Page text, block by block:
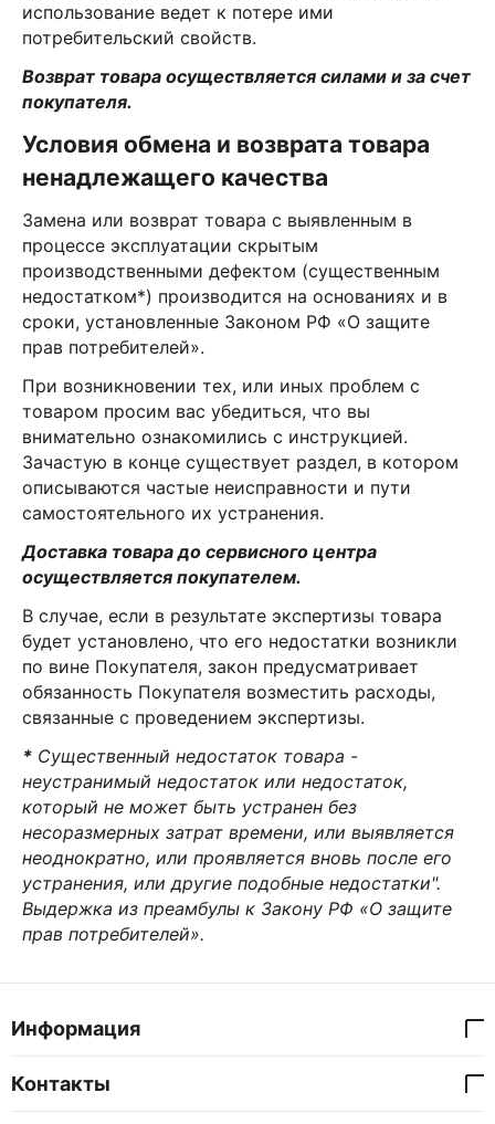
использование ведет к потере ими
потребительский свойств.
Возврат товара осуществляется силами и за счет
покупателя.
Условия обмена и возврата товара
ненадлежащего качества
Замена или возврат товара с выявленным в
процессе эксплуатации скрытым
производственными дефектом (существенным
недостатком*) производится на основаниях и в
сроки, установленные Законом РФ «О защите
прав потребителей».
При возникновении тех, или иных проблем с
товаром просим вас убедиться, что вы
внимательно ознакомились с инструкцией.
Зачастую в конце существует раздел, в котором
описываются частые неисправности и пути
самостоятельного их устранения.
Доставка товара до сервисного центра
осуществляется покупателем.
В случае, если в результате экспертизы товара
будет установлено, что его недостатки возникли
по вине Покупателя, закон предусматривает
обязанность Покупателя возместить расходы,
связанные с проведением экспертизы.
* Существенный недостаток товара -
неустранимый недостаток или недостаток,
который не может быть устранен без
несоразмерных затрат времени, или выявляется
неоднократно, или проявляется вновь после его
устранения, или другие подобные недостатки".
Выдержка из преамбулы к Закону РФ «О защите
прав потребителей».
Информация
Контакты